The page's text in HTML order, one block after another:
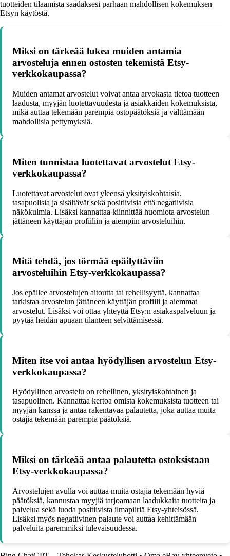
tuotteiden tilaamista saadaksesi parhaan mahdollisen kokemuksen
Etsyn käytöstä.
Miksi on tärkeää lukea muiden antamia
arvosteluja ennen ostosten tekemistä Etsy-
verkkokaupassa?
Muiden antamat arvostelut voivat antaa arvokasta tietoa tuotteen
laadusta, myyjän luotettavuudesta ja asiakkaiden kokemuksista,
mikä auttaa tekemään parempia ostopäätöksiä ja välttämään
mahdollisia pettymyksiä.
Miten tunnistaa luotettavat arvostelut Etsy-
verkkokaupassa?
Luotettavat arvostelut ovat yleensä yksityiskohtaisia,
tasapuolisia ja sisältävät sekä positiivisia että negatiivisia
näkökulmia. Lisäksi kannattaa kiinnittää huomiota arvostelun
jättäneen käyttäjän profiiliin ja aiempiin arvosteluihin.
Mitä tehdä, jos törmää epäilyttäviin
arvosteluihin Etsy-verkkokaupassa?
Jos epäilee arvostelujen aitoutta tai rehellisyyttä, kannattaa
tarkistaa arvostelun jättäneen käyttäjän profiili ja aiemmat
arvostelut. Lisäksi voi ottaa yhteyttä Etsy:n asiakaspalveluun ja
pyytää heidän apuaan tilanteen selvittämisessä.
Miten itse voi antaa hyödyllisen arvostelun Etsy-
verkkokaupassa?
Hyödyllinen arvostelu on rehellinen, yksityiskohtainen ja
tasapuolinen. Kannattaa kertoa omista kokemuksista tuotteen tai
myyjän kanssa ja antaa rakentavaa palautetta, joka auttaa muita
ostajia tekemään parempia päätöksiä.
Miksi on tärkeää antaa palautetta ostoksistaan
Etsy-verkkokaupassa?
Arvostelujen avulla voi auttaa muita ostajia tekemään hyviä
päätöksiä, kannustaa myyjiä tarjoamaan laadukkaita tuotteita ja
palvelua sekä luoda positiivista ilmapiiriä Etsy-yhteisössä.
Lisäksi myös negatiivinen palaute voi auttaa kehittämään
palveluita paremmiksi tulevaisuudessa.